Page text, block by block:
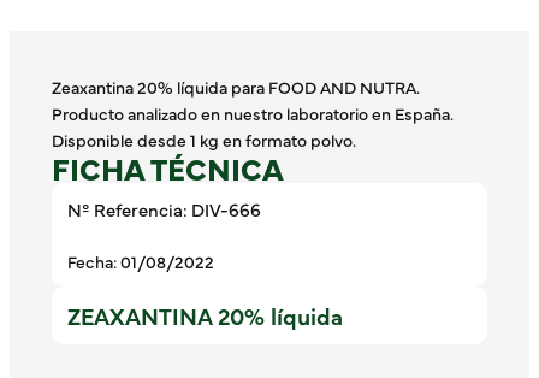
Zeaxantina 20% líquida para FOOD AND NUTRA.
Producto analizado en nuestro laboratorio en España.
Disponible desde 1 kg en formato polvo.
FICHA TÉCNICA
Nº Referencia: DIV-666
Fecha: 01/08/2022
ZEAXANTINA 20% líquida